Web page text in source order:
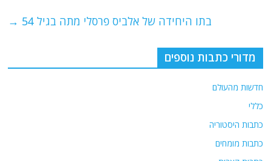
o
בתו היחידה של אלביס פרסלי מתה בגיל 54 →
מדורי כתבות נוספים
חדשות מהעולם
כללי
כתבות היסטוריה
כתבות מומחים